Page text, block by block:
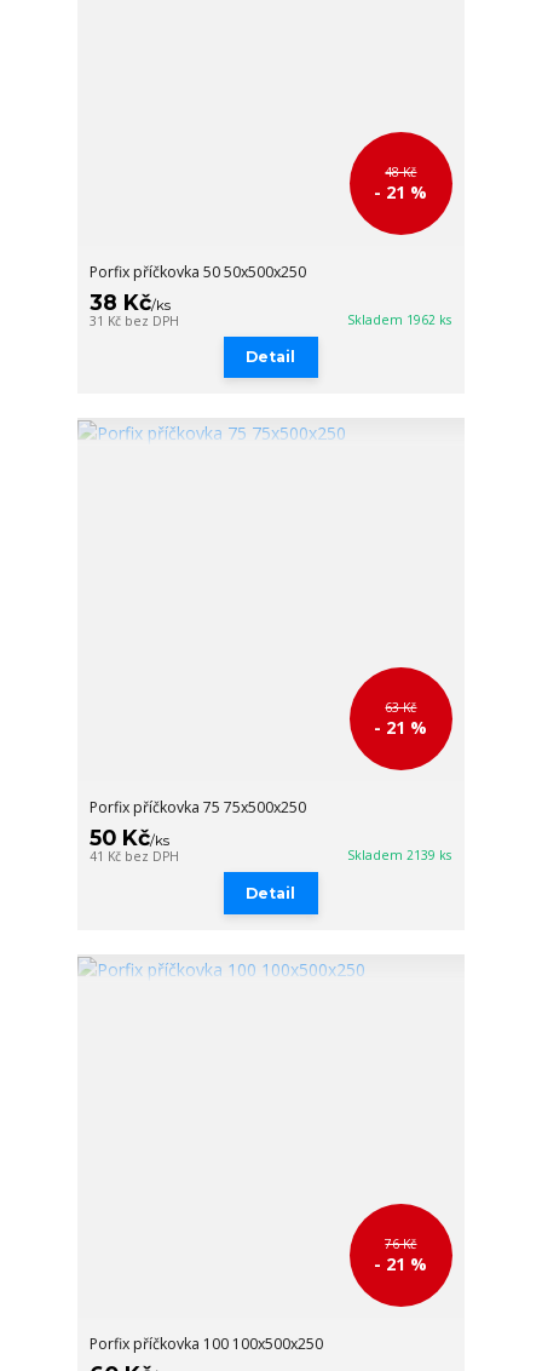
48 Kč
- 21 %
Porfix příčkovka 50 50x500x250
38 Kč/ks
31 Kč bez DPH Skladem 1962 ks
Detail
63 Kč
- 21 %
Porfix příčkovka 75 75x500x250
50 Kč/ks
41 Kč bez DPH Skladem 2139 ks
Detail
76 Kč
- 21 %
Porfix příčkovka 100 100x500x250